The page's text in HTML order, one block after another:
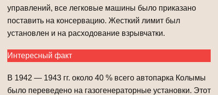
управлений, все легковые машины было приказано
поставить на консервацию. Жесткий лимит был
установлен и на расходование взрывчатки.
Интересный факт
В 1942 — 1943 гг. около 40 % всего автопарка Колымы
было переведено на газогенераторные установки. Этот